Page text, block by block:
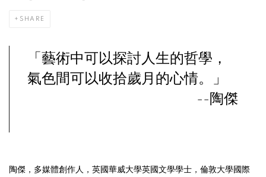
SHARE
「藝術中可以探討人生的哲學，
氣色間可以收拾歲月的心情。」
--陶傑
陶傑，多媒體創作人，英國華威大學英國文學學士，倫敦大學國際